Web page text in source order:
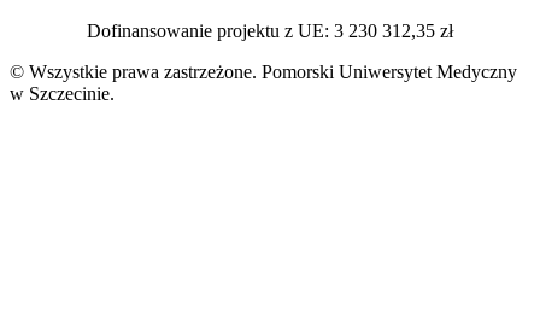
Dofinansowanie projektu z UE: 3 230 312,35 zł
© Wszystkie prawa zastrzeżone. Pomorski Uniwersytet Medyczny
w Szczecinie.